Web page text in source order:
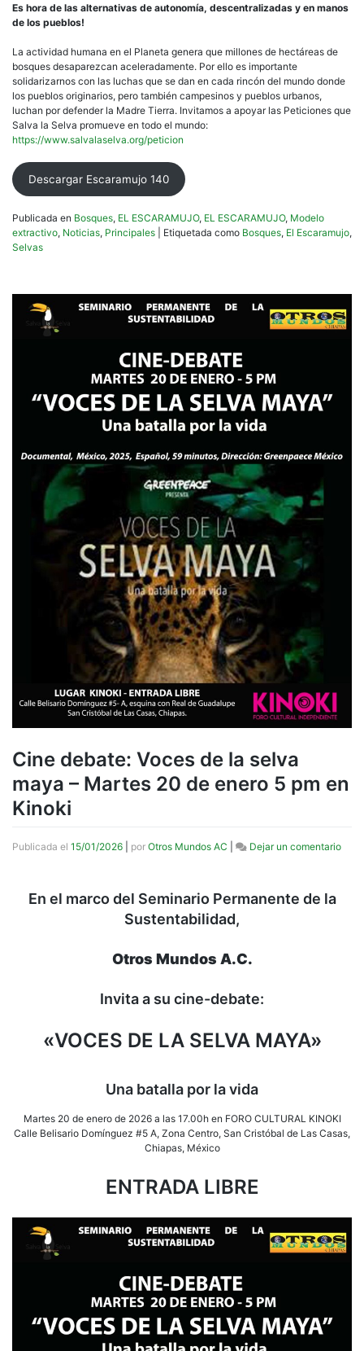
Es hora de las alternativas de autonomía, descentralizadas y en manos
de los pueblos!
La actividad humana en el Planeta genera que millones de hectáreas de
bosques desaparezcan aceleradamente. Por ello es importante
solidarizarnos con las luchas que se dan en cada rincón del mundo donde
los pueblos originarios, pero también campesinos y pueblos urbanos,
luchan por defender la Madre Tierra. Invitamos a apoyar las Peticiones que
Salva la Selva promueve en todo el mundo:
https://www.salvalaselva.org/peticion
Descargar Escaramujo 140
Publicada en Bosques, EL ESCARAMUJO, EL ESCARAMUJO, Modelo
extractivo, Noticias, Principales Etiquetada como Bosques, El Escaramujo,
Selvas
Cine debate: Voces de la selva
maya – Martes 20 de enero 5 pm en
Kinoki
Publicada el 15/01/2026 por Otros Mundos AC Dejar un comentarioen
En el marco del Seminario Permanente de la
Sustentabilidad,
Otros Mundos A.C.
Invita a su cine-debate:
«VOCES DE LA SELVA MAYA»
Una batalla por la vida
Martes 20 de enero de 2026 a las 17.00h en FORO CULTURAL KINOKI
Calle Belisario Domínguez #5 A, Zona Centro, San Cristóbal de Las Casas,
Chiapas, México
ENTRADA LIBRE